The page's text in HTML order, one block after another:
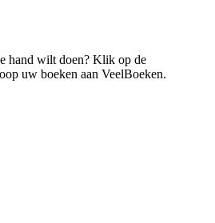
hand wilt doen? Klik op de
uw boeken aan VeelBoeken.